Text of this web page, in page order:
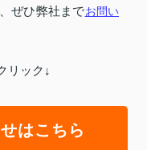
ぜひ弊社までお問い
リック↓
はこちら